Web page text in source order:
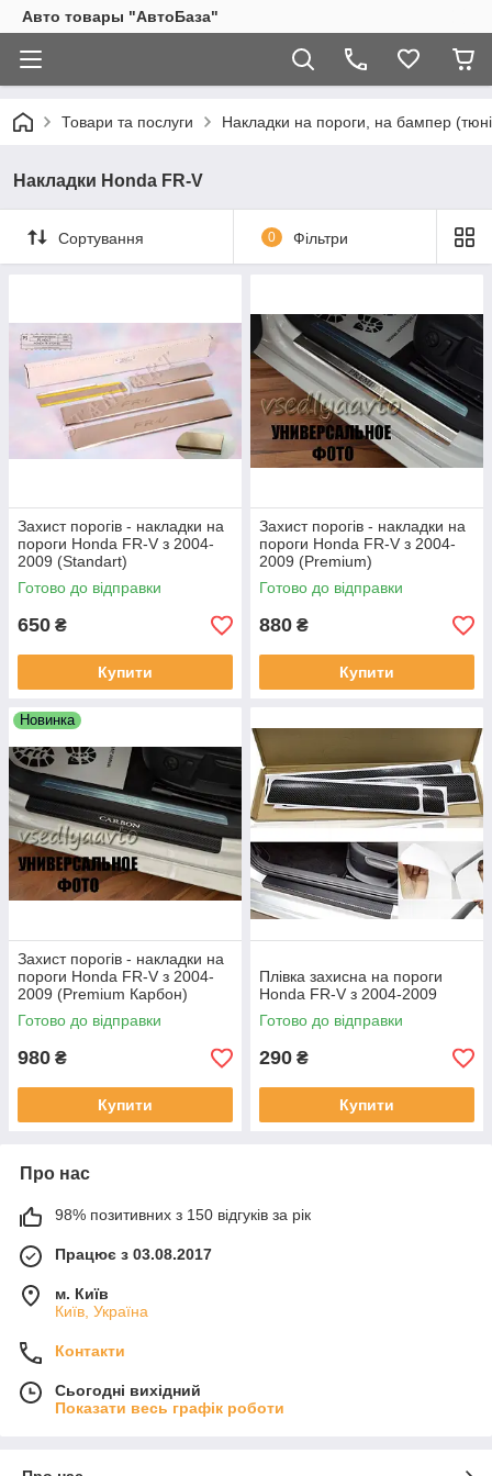
Авто товары "АвтоБаза"
Товари та послуги Накладки на пороги, на бампер
Накладки Honda FR-V
Сортування 0 Фільтри
Захист порогів - накладки на
пороги Honda FR-V з 2004-
2009 (Standart)
Готово до відправки
650 ₴
Купити
Захист порогів - накладки на
пороги Honda FR-V з 2004-
2009 (Premium)
Готово до відправки
880 ₴
Купити
Новинка
Захист порогів - накладки на
пороги Honda FR-V з 2004-
2009 (Premium Карбон)
Готово до відправки
980 ₴
Купити
Плівка захисна на пороги
Honda FR-V з 2004-2009
Готово до відправки
290 ₴
Купити
Про нас
98% позитивних з 150 відгуків за рік
Працює з 03.08.2017
м. Київ
Київ, Україна
Контакти
Сьогодні вихідний
Показати весь графік роботи